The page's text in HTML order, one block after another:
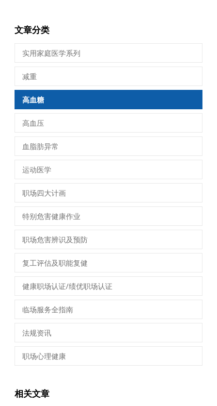
文章分类
实用家庭医学系列
减重
高血糖
高血压
血脂肪异常
运动医学
职场四大计画
特别危害健康作业
职场危害辨识及预防
复工评估及职能复健
健康职场认证/绩优职场认证
临场服务全指南
法规资讯
职场心理健康
相关文章